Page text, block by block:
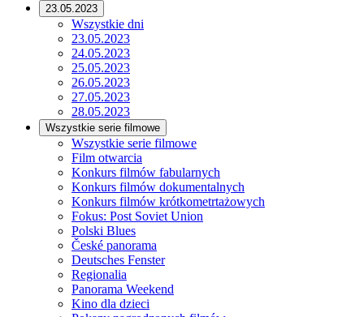
23.05.2023
Wszystkie dni
23.05.2023
24.05.2023
25.05.2023
26.05.2023
27.05.2023
28.05.2023
Wszystkie serie filmowe
Wszystkie serie filmowe
Film otwarcia
Konkurs filmów fabularnych
Konkurs filmów dokumentalnych
Konkurs filmów krótkometrtażowych
Fokus: Post Soviet Union
Polski Blues
České panorama
Deutsches Fenster
Regionalia
Panorama Weekend
Kino dla dzieci